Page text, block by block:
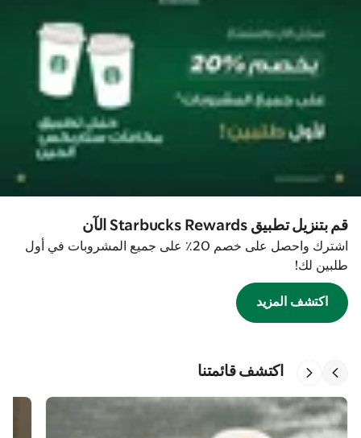
قم بتنزيل تطبيق Starbucks Rewards الآن
اشترك واحصل على خصم 20٪ على جميع المشروبات في أول
طلبين لك!
اكتشف المزيد
اكتشف قائمتنا